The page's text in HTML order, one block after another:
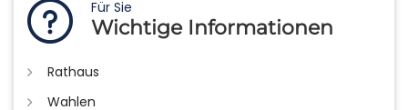
Für Sie
Wichtige Informationen
Rathaus
Wahlen